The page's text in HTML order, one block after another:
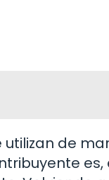
utilizan de
es,